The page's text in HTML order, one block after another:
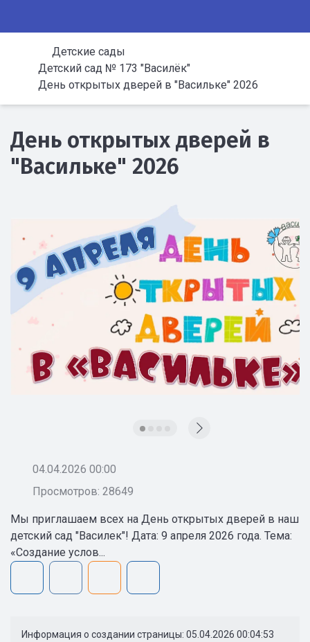
Детские сады
Детский сад № 173 "Василёк"
День открытых дверей в "Васильке" 2026
День открытых дверей в
"Васильке" 2026
04.04.2026 00:00
Просмотров: 28649
Мы приглашаем всех на День открытых дверей в наш
детский сад "Василек"! Дата: 9 апреля 2026 года. Тема:
«Создание услов...
Информация о создании страницы: 05.04.2026 00:04:53